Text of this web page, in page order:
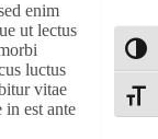
enim
ut lectus
luctus
vitae
in est ante